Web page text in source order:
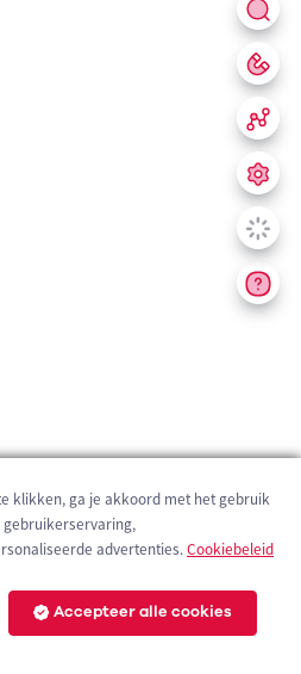
klikken, ga je akkoord met het gebruik
advertenties.Cookiebeleid
Accepteer alle cookies